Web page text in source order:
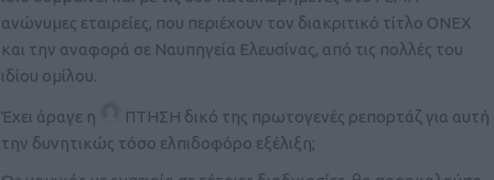
ανώνυμες εταιρείες, που περιέχουν τον διακριτικό τίτλο ΟΝΕΧ
και την αναφορά σε Ναυπηγεία Ελευσίνας, από τις πολλές του
ιδίου ομίλου.
Έχει άραγε η ΠΤΗΣΗ δικό της πρωτογενές ρεπορτάζ για αυτή
την δυνητικώς τόσο ελπιδοφόρο εξέλιξη;